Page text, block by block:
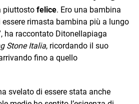
piuttosto felice. Ero una bambina
essere rimasta bambina più a lungo
ha raccontato Ditonellapiaga
Stone Italia, ricordando il suo
fino a quello
svelato di essere stata anche